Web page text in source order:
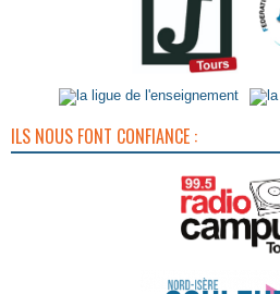
ILS NOUS FONT CONFIANCE :